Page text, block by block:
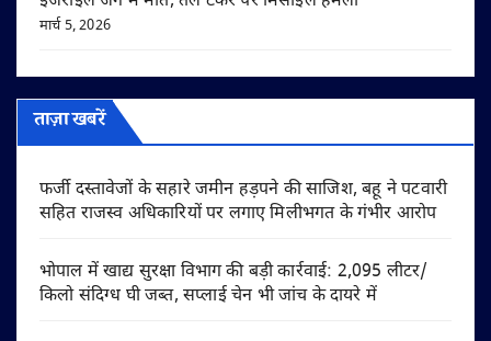
मार्च 5, 2026
ताज़ा खबरें
फर्जी दस्तावेजों के सहारे जमीन हड़पने की साजिश, बहू ने पटवारी
सहित राजस्व अधिकारियों पर लगाए मिलीभगत के गंभीर आरोप
भोपाल में खाद्य सुरक्षा विभाग की बड़ी कार्रवाई: 2,095 लीटर/
किलो संदिग्ध घी जब्त, सप्लाई चेन भी जांच के दायरे में